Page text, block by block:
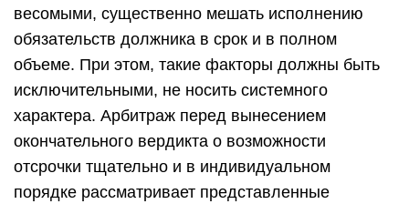
весомыми, существенно мешать исполнению
обязательств должника в срок и в полном
объеме. При этом, такие факторы должны быть
исключительными, не носить системного
характера. Арбитраж перед вынесением
окончательного вердикта о возможности
отсрочки тщательно и в индивидуальном
порядке рассматривает представленные